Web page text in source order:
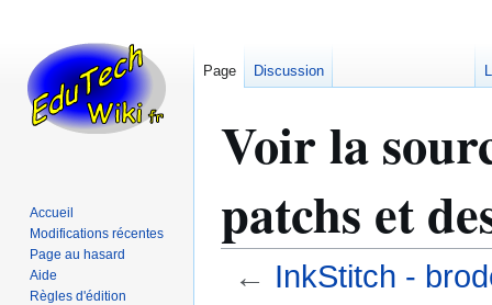
Voir la
patchs et
← InkStitch -
Page Discussion
Accueil
Modifications récentes
Page au hasard
Aide
Règles d'édition